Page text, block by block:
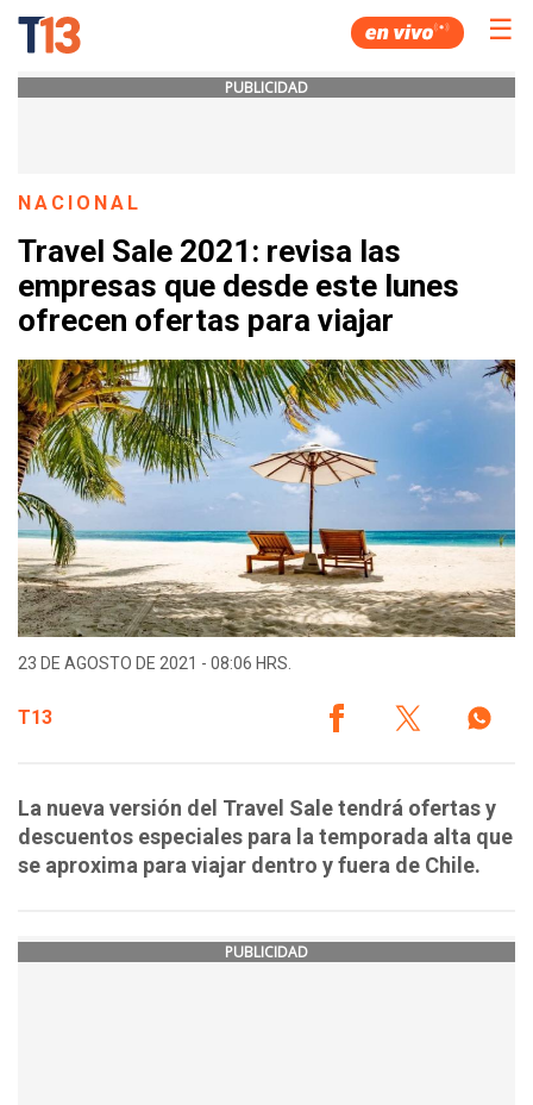
☰
PUBLICIDAD
NACIONAL
Travel Sale 2021: revisa las
empresas que desde este lunes
ofrecen ofertas para viajar
23 DE AGOSTO DE 2021 - 08:06 HRS.
T13
La nueva versión del Travel Sale tendrá ofertas y
descuentos especiales para la temporada alta que
se aproxima para viajar dentro y fuera de Chile.
PUBLICIDAD